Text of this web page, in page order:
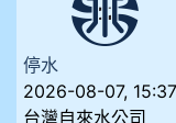
停水
2026-08-07, 15:37
台灣自來水公司